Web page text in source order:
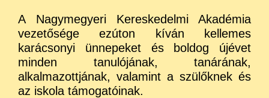
A Nagymegyeri Kereskedelmi Akadémia
vezetősége ezúton kíván kellemes
karácsonyi ünnepeket és boldog újévet
minden tanulójának, tanárának,
alkalmazottjának, valamint a szülőknek és
az iskola támogatóinak.